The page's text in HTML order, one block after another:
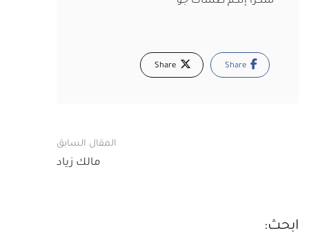
المقال السابق
مالك زياد
ابحث: